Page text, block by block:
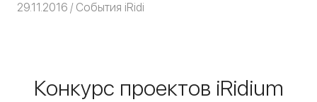
29.11.2016 Команда iRidium mobile
События iRidi
Конкурс проектов iRidium